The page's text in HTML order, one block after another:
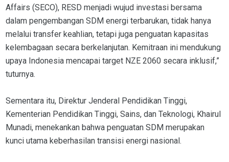
Affairs (SECO), RESD menjadi wujud investasi bersama
dalam pengembangan SDM energi terbarukan, tidak hanya
melalui transfer keahlian, tetapi juga penguatan kapasitas
kelembagaan secara berkelanjutan. Kemitraan ini mendukung
upaya Indonesia mencapai target NZE 2060 secara inklusif,”
tuturnya.
Sementara itu, Direktur Jenderal Pendidikan Tinggi,
Kementerian Pendidikan Tinggi, Sains, dan Teknologi, Khairul
Munadi, menekankan bahwa penguatan SDM merupakan
kunci utama keberhasilan transisi energi nasional.